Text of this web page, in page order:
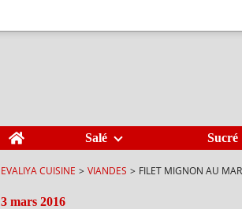
Home Salé Sucré
EVALIYA CUISINE > VIANDES > FILET MIGNON AU
3 mars 2016